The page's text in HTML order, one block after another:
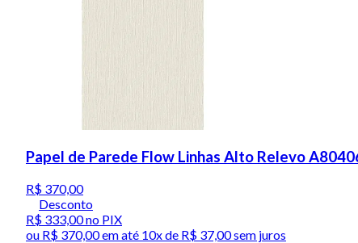
Papel de Parede Flow Linhas Alto Relevo
R$ 370,00
Desconto
R$ 333,00no PIX
ou R$ 370,00em até 10x de R$ 37,00 sem juros